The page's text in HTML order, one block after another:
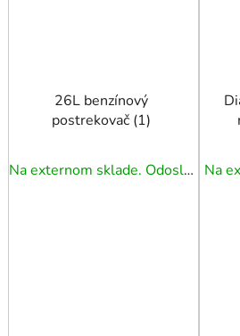
26L benzínový
postrekovač (1)
Na externom sklade. Odoslanie 3 - 5 prac. dní.